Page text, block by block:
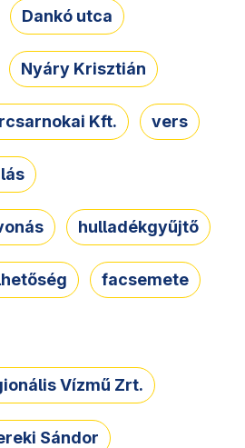
Dankó utca
Nyáry Krisztián
Kft. vers
hulladékgyűjtő
facsemete
Vízmű Zrt.
Sándor